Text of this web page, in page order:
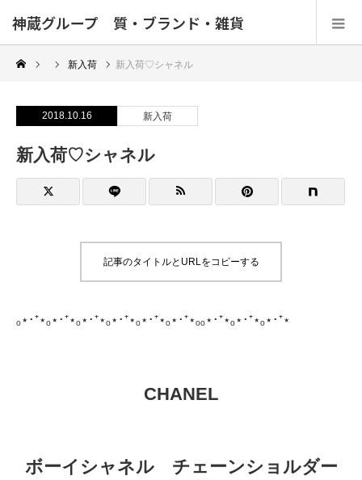
神蔵グループ 質・ブランド・雑貨
新入荷 新入荷♡シャネル
2018.10.16 新入荷
新入荷♡シャネル
記事のタイトルとURLをコピーする
ₒ⋆･⁺⋆ₒ⋆･⁺⋆ₒ⋆･⁺⋆ₒ⋆･⁺⋆ₒ⋆･⁺⋆ₒ⋆･⁺⋆ₒₒ⋆･⁺⋆ₒ⋆･⁺⋆ₒ⋆･⁺⋆
CHANEL
ボーイシャネル チェーンショルダー